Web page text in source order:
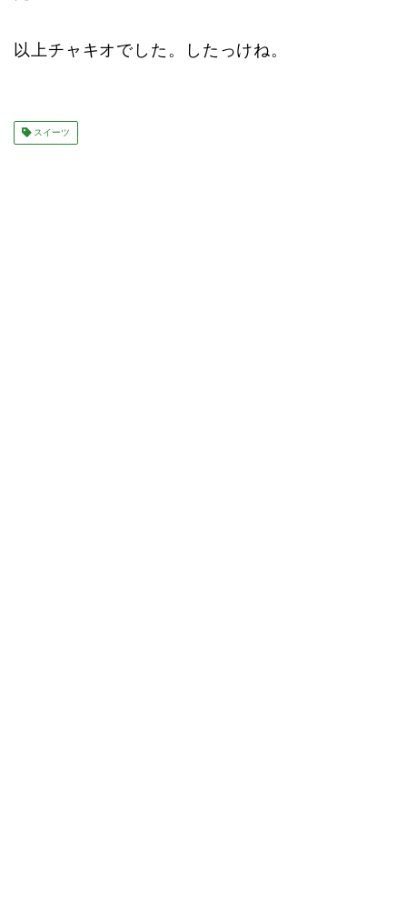
以上チャキオでした。したっけね。
スイーツ